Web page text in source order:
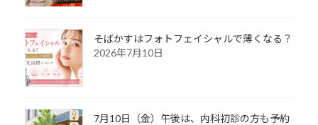
そばかすはフォトフェイシャルで薄くなる？
2026年7月10日
7月10日（金）午後は、内科初診の方も予約